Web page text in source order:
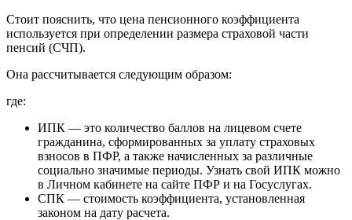
Стоит пояснить, что цена пенсионного коэффициента
используется при определении размера страховой части
пенсий (СЧП).
Она рассчитывается следующим образом:
где:
ИПК — это количество баллов на лицевом счете
гражданина, сформированных за уплату страховых
взносов в ПФР, а также начисленных за различные
социально значимые периоды. Узнать свой ИПК можно
в Личном кабинете на сайте ПФР и на Госуслугах.
СПК — стоимость коэффициента, установленная
законом на дату расчета.